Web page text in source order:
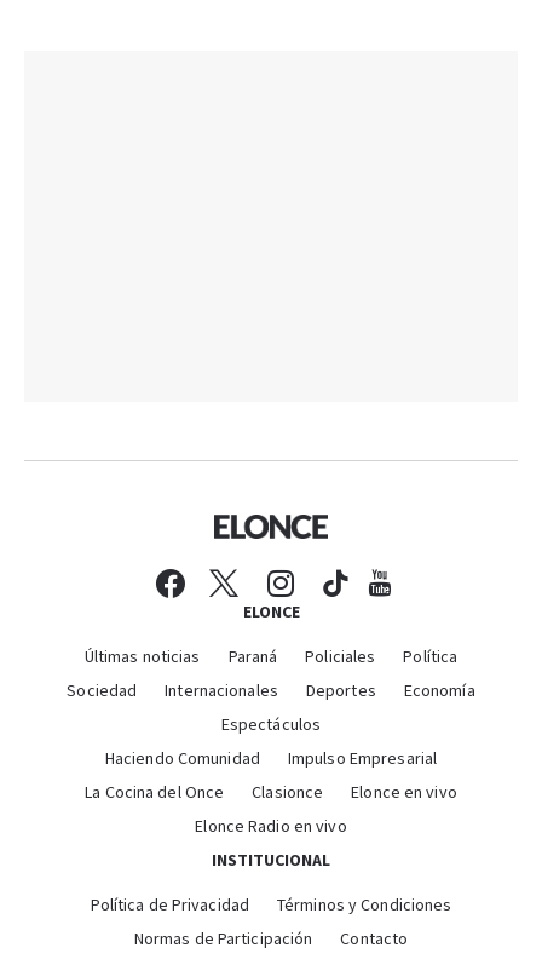
ELONCE
Últimas noticias Paraná Policiales
Política
Sociedad
Internacionales Deportes
Economía
Espectáculos
Haciendo Comunidad
Impulso Empresarial
La Cocina del Once
Clasionce
Elonce en vivo
Elonce Radio en vivo
INSTITUCIONAL
Política de Privacidad
Términos y Condiciones
Normas de Participación
Contacto